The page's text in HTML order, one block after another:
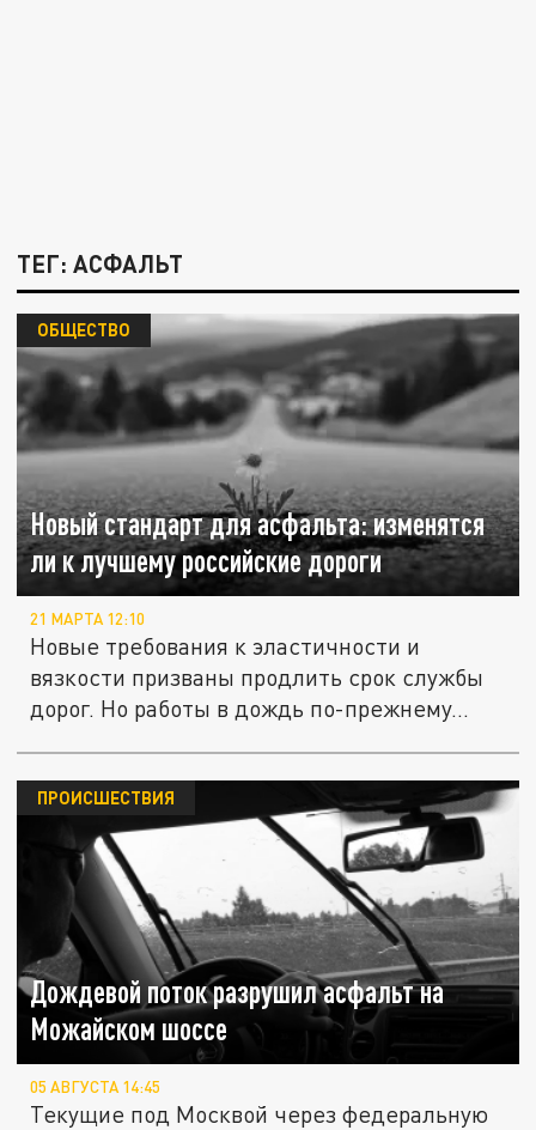
ТЕГ: АСФАЛЬТ
Новый стандарт для асфальта: изменятся
ли к лучшему российские дороги
ОБЩЕСТВО
21 МАРТА 12:10
Новые требования к эластичности и
вязкости призваны продлить срок службы
дорог. Но работы в дождь по-прежнему...
Дождевой поток разрушил асфальт на
Можайском шоссе
ПРОИСШЕСТВИЯ
05 АВГУСТА 14:45
Текущие под Москвой через федеральную